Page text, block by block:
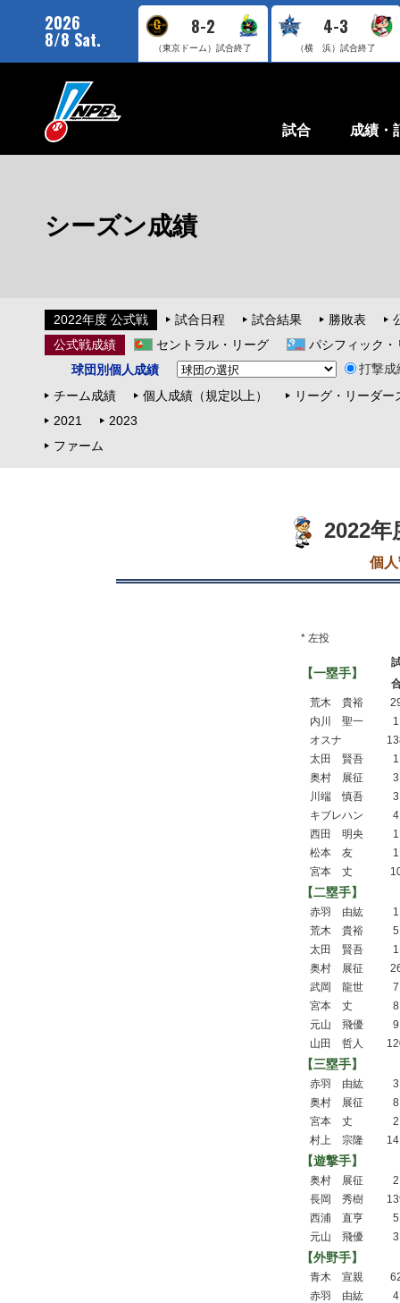
2026
8/8 Sat.
8-2
（東京ドーム）試合終了
4-3
（横 浜）試合終了
試合 成績・
シーズン成績
2022年度 公式戦 試合日程 試合結果 勝敗表
公式戦成績
セントラル・リーグ
パシフィック・
球団別個人成績
打撃成
チーム成績
個人成績（規定以上）
リーグ・リーダー
2021
2023
ファーム
2022
個
* 左投
【一塁手】
荒木 貴裕
内川 聖一
1
オスナ
太田 賢吾
1
奥村 展征
3
川端 慎吾
3
キブレハン
4
西田 明央
1
松本 友
1
宮本 丈
【二塁手】
赤羽 由紘
1
荒木 貴裕
5
太田 賢吾
1
奥村 展征
武岡 龍世
7
宮本 丈
8
元山 飛優
9
山田 哲人
【三塁手】
赤羽 由紘
3
奥村 展征
8
宮本 丈
2
村上 宗隆
【遊撃手】
奥村 展征
2
長岡 秀樹
西浦 直亨
5
元山 飛優
3
【外野手】
青木 宣親
赤羽 由紘
4